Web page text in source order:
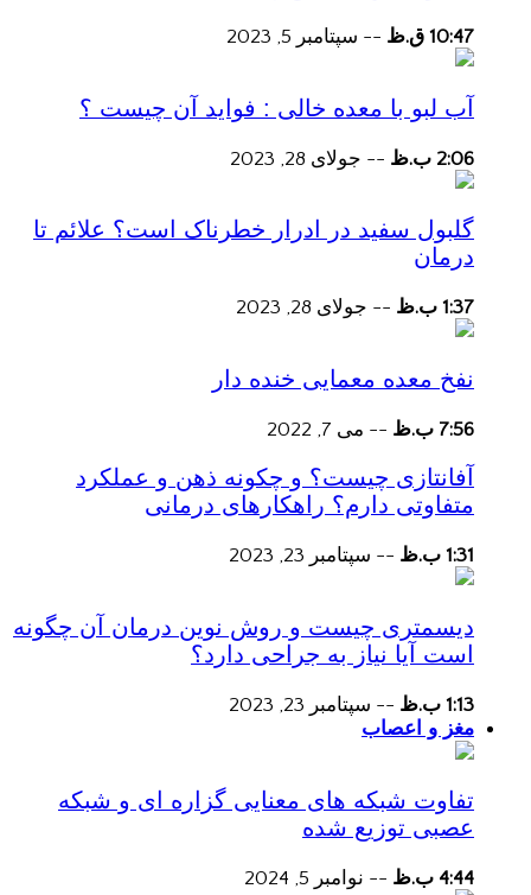
10:47 ق.ظ -- سپتامبر 5, 2023
آب لبو با معده خالی : فواید آن چیست ؟
2:06 ب.ظ -- جولای 28, 2023
گلبول سفید در ادرار خطرناک است؟ علائم تا
درمان
1:37 ب.ظ -- جولای 28, 2023
نفخ معده معمایی خنده دار
7:56 ب.ظ -- می 7, 2022
آفانتازی چیست؟ و چکونه ذهن و عملکرد
متفاوتی دارم؟ راهکارهای درمانی
1:31 ب.ظ -- سپتامبر 23, 2023
دیسمتری چیست و روش نوین درمان آن چگونه
است آیا نیاز به جراحی دارد؟
1:13 ب.ظ -- سپتامبر 23, 2023
مغز و اعصاب
تفاوت شبکه های معنایی گزاره ای و شبکه
عصبی توزیع شده
4:44 ب.ظ -- نوامبر 5, 2024